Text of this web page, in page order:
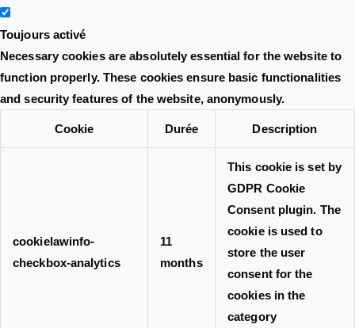
Toujours activé
Necessary cookies are absolutely essential for the website to
function properly. These cookies ensure basic functionalities
and security features of the website, anonymously.
Cookie Durée Description
cookielawinfo-
checkbox-analytics
11
months
This cookie is set by
GDPR Cookie
Consent plugin. The
cookie is used to
store the user
consent for the
cookies in the
category